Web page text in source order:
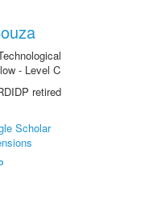
- Level C
retired
Scholar